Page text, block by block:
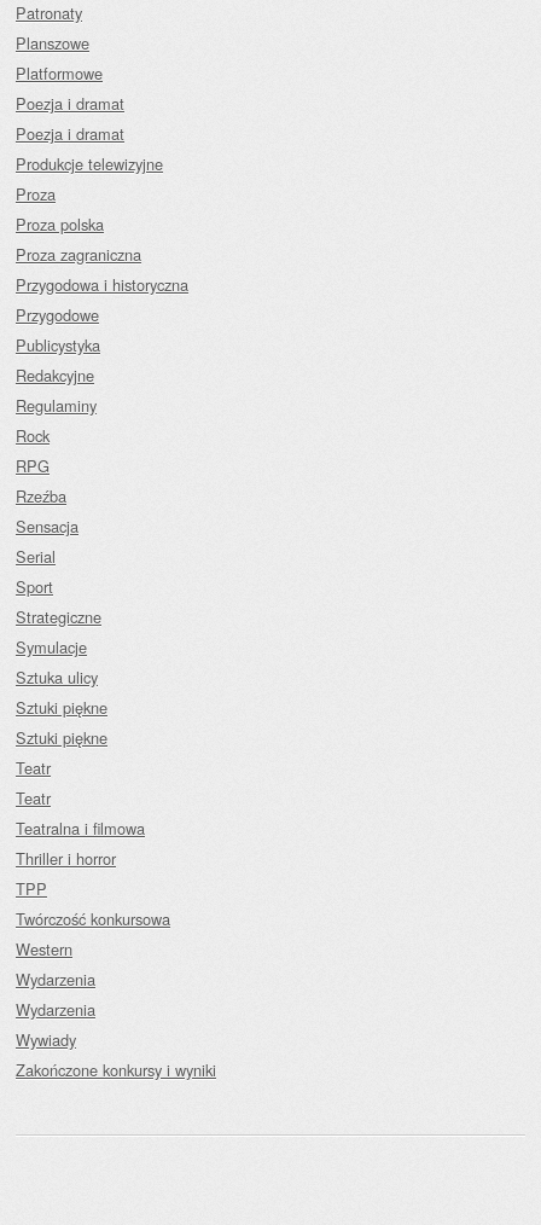
Patronaty
Planszowe
Platformowe
Poezja i dramat
Poezja i dramat
Produkcje telewizyjne
Proza
Proza polska
Proza zagraniczna
Przygodowa i historyczna
Przygodowe
Publicystyka
Redakcyjne
Regulaminy
Rock
RPG
Rzeźba
Sensacja
Serial
Sport
Strategiczne
Symulacje
Sztuka ulicy
Sztuki piękne
Sztuki piękne
Teatr
Teatr
Teatralna i filmowa
Thriller i horror
TPP
Twórczość konkursowa
Western
Wydarzenia
Wydarzenia
Wywiady
Zakończone konkursy i wyniki